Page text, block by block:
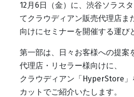
12月6日（金）に、渋谷ソラス
てクラウディアン販売代理店ま
向けにセミナーを開催する運び
第一部は、日々お客様への提案
代理店・リセラー様向けに、
クラウディアン「HyperStore
カットでご紹介いたします。